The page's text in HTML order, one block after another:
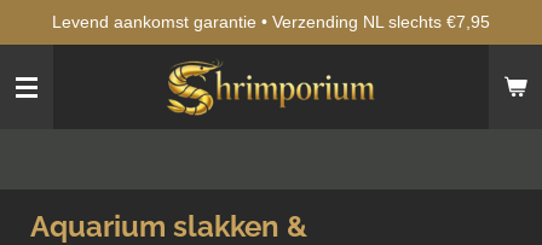
naar
hoofdinhoud
Levend aankomst garantie • Verzending NL slechts €7,95
Aquarium slakken &